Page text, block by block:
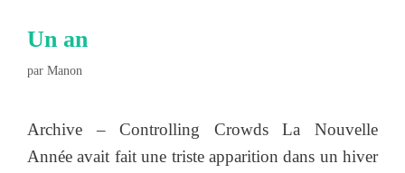
Un an
par Manon
Archive – Controlling Crowds La Nouvelle
Année avait fait une triste apparition dans un hiver